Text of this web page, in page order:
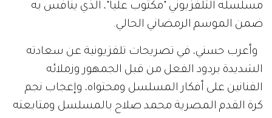
مسلسله التلفزيوني "مكتوب عليا"، الذي ينافس به
ضمن الموسم الرمضاني الحالي.
وأعرب حسني، في تصريحات تلفزيونية عن سعادته
الشديدة بردود الفعل من قبل الجمهور وزملائه
الفنانين على أفكار المسلسل ومحتواه، وإعجاب نجم
كرة القدم المصرية محمد صلاح بالمسلسل ومتابعته